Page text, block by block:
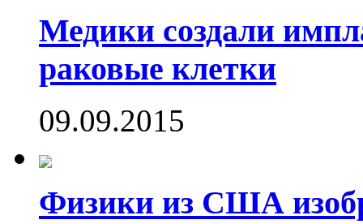
Медики создали
раковые клетки
09.09.2015
Физики из США